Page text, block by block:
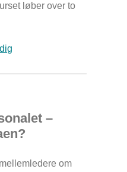
løber over to
–
om